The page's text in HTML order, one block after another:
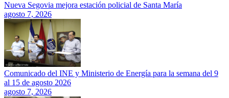
Nueva Segovia mejora estación policial de Santa María
agosto 7, 2026
Comunicado del INE y Ministerio de Energía para la semana del 9
al 15 de agosto 2026
agosto 7, 2026